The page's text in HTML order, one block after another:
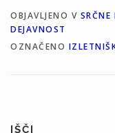
OBJAVLJENO V
DEJAVNOST
OZNAČENO
IŠČI